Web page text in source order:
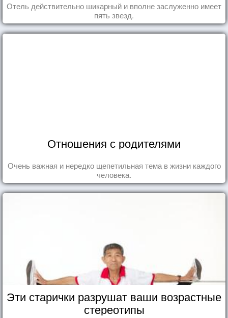
Отель действительно шикарный и вполне заслуженно имеет
пять звезд.
Отношения с родителями
Очень важная и нередко щепетильная тема в жизни каждого
человека.
Эти старички разрушат ваши возрастные
стереотипы